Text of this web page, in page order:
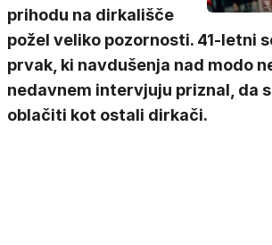
prihodu na dirkališče
požel veliko pozornosti. 41-letni
prvak, ki navdušenja nad modo
nedavnem intervjuju priznal, da
oblačiti kot ostali dirkači.